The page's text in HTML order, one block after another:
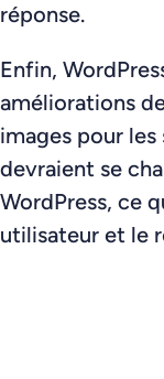
réponse.
Enfin,
améliorations
images pour les
devraient se
WordPress, ce
utilisateur et le